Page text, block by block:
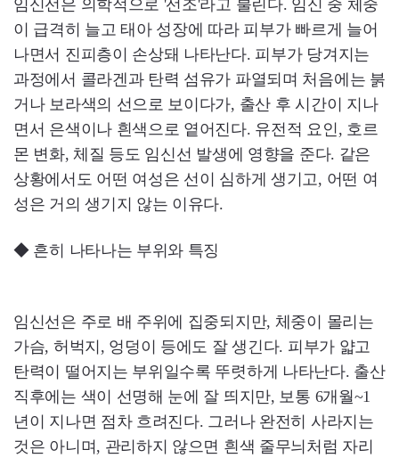
임신선은 의학적으로 '선조'라고 불린다. 임신 중 체중
이 급격히 늘고 태아 성장에 따라 피부가 빠르게 늘어
나면서 진피층이 손상돼 나타난다. 피부가 당겨지는
과정에서 콜라겐과 탄력 섬유가 파열되며 처음에는 붉
거나 보라색의 선으로 보이다가, 출산 후 시간이 지나
면서 은색이나 흰색으로 옅어진다. 유전적 요인, 호르
몬 변화, 체질 등도 임신선 발생에 영향을 준다. 같은
상황에서도 어떤 여성은 선이 심하게 생기고, 어떤 여
성은 거의 생기지 않는 이유다.
◆ 흔히 나타나는 부위와 특징
임신선은 주로 배 주위에 집중되지만, 체중이 몰리는
가슴, 허벅지, 엉덩이 등에도 잘 생긴다. 피부가 얇고
탄력이 떨어지는 부위일수록 뚜렷하게 나타난다. 출산
직후에는 색이 선명해 눈에 잘 띄지만, 보통 6개월~1
년이 지나면 점차 흐려진다. 그러나 완전히 사라지는
것은 아니며, 관리하지 않으면 흰색 줄무늬처럼 자리